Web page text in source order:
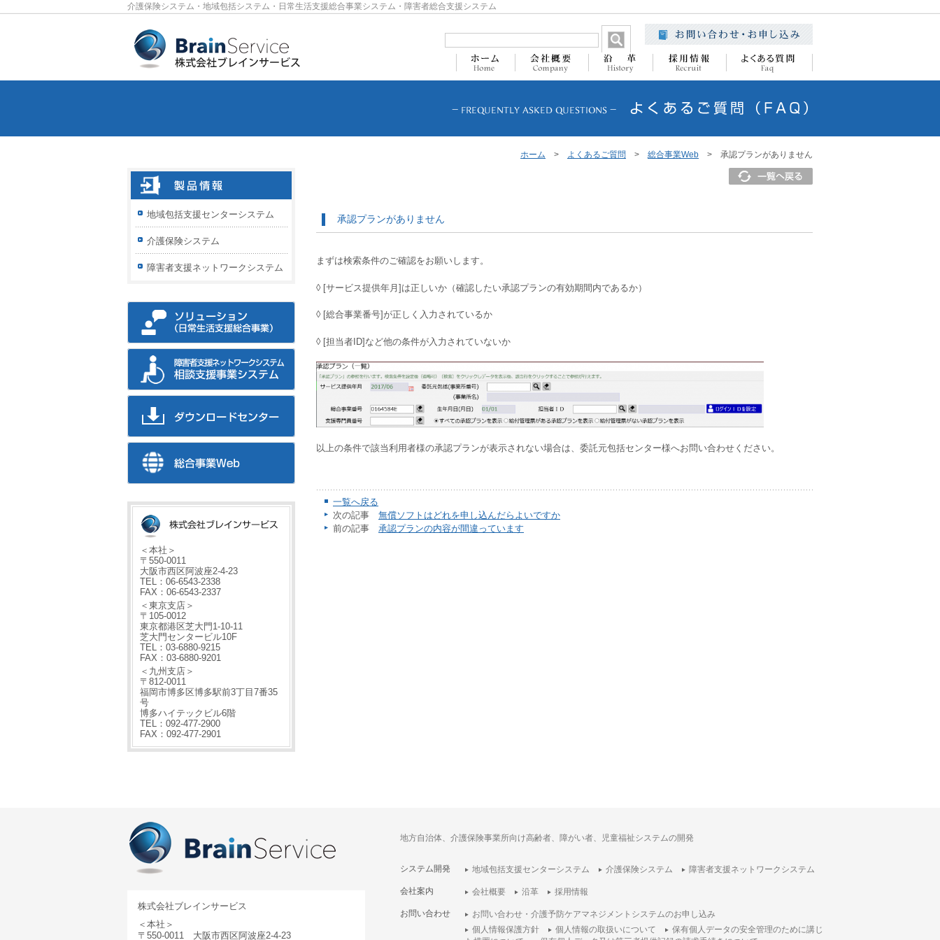
介護保険システム・地域包括システム・日常生活支援総合事業システム・障害者総合支援システム
ホーム > よくあるご質問 > 総合事業Web > 承認プランがありません
承認プランがありません
まずは検索条件のご確認をお願いします。
◊ [サービス提供年月]は正しいか（確認したい承認プランの有効期間内であるか）
◊ [総合事業番号]が正しく入力されているか
◊ [担当者ID]など他の条件が入力されていないか
以上の条件で該当利用者様の承認プランが表示されない場合は、委託元包括センター様へお問い合わせください。
一覧へ戻る
次の記事 無償ソフトはどれを申し込んだらよいですか
前の記事 承認プランの内容が間違っています
地域包括支援センターシステム
介護保険システム
障害者支援ネットワークシステム
＜本社＞
〒550-0011
大阪市西区阿波座2-4-23
TEL：06-6543-2338
FAX：06-6543-2337
＜東京支店＞
〒105-0012
東京都港区芝大門1-10-11
芝大門センタービル10F
TEL：03-6880-9215
FAX：03-6880-9201
＜九州支店＞
〒812-0011
福岡市博多区博多駅前3丁目7番35
号
博多ハイテックビル6階
TEL：092-477-2900
FAX：092-477-2901
株式会社ブレインサービス
＜本社＞
〒550-0011 大阪市西区阿波座2-4-23
地方自治体、介護保険事業所向け高齢者、障がい者、児童福祉システムの開発
システム開発 地域包括支援センターシステム 介護保険システム 障害者支援ネットワークシステム
会社案内 会社概要 沿革 採用情報
お問い合わせ
お問い合わせ・介護予防ケアマネジメントシステムのお申し込み
個人情報保護方針
個人情報の取扱いについて
保有個人データの安全管理のために講じ